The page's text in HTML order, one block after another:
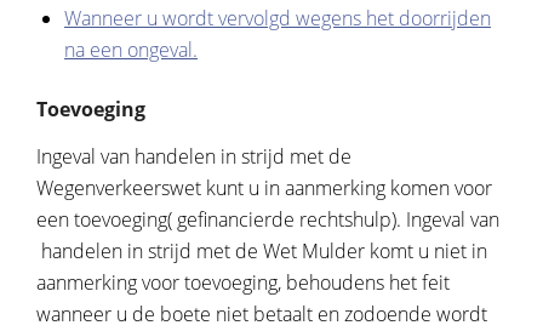
Wanneer u wordt vervolgd wegens het doorrijden
na een ongeval.
Toevoeging
Ingeval van handelen in strijd met de
Wegenverkeerswet kunt u in aanmerking komen voor
een toevoeging( gefinancierde rechtshulp). Ingeval van
handelen in strijd met de Wet Mulder komt u niet in
aanmerking voor toevoeging, behoudens het feit
wanneer u de boete niet betaalt en zodoende wordt